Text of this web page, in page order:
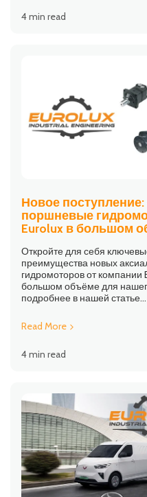
4 min read
Новое
поршневые
Eurolux в большом
Откройте для себя
преимущества новых
гидромоторов от компании
большом объёме для
подробнее в нашей статье...
Read More
4 min read